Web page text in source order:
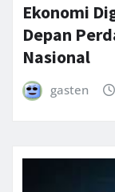
Ekonomi
Depan
Nasional
gasten